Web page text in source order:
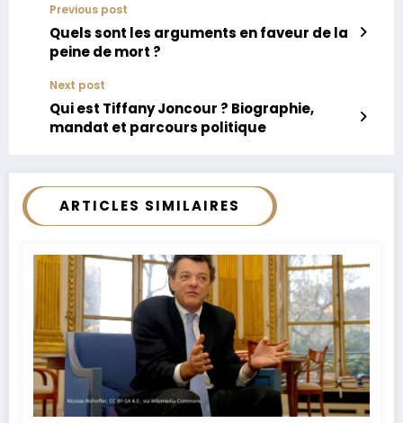
Previous post
Quels sont les arguments en faveur de la
peine de mort ?
Next post
Qui est Tiffany Joncour ? Biographie,
mandat et parcours politique
ARTICLES SIMILAIRES